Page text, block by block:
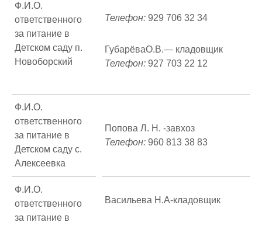
Ф.И.О.
ответственного
за питание в
Детском саду п.
Новоборский
Телефон: 929 706 32 34
ГубарёваО.В.— кладовщик
Телефон: 927 703 22 12
Ф.И.О.
ответственного
за питание в
Детском саду с.
Алексеевка
Попова Л. Н. -завхоз
Телефон: 960 813 38 83
Ф.И.О.
ответственного
за питание в
Васильева Н.А-кладовщик